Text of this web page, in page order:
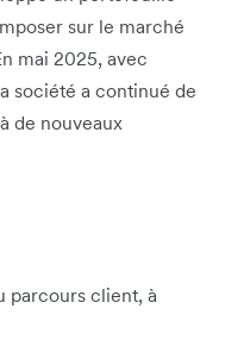
sur le marché
mai 2025, avec
société a continué de
de nouveaux
parcours client, à